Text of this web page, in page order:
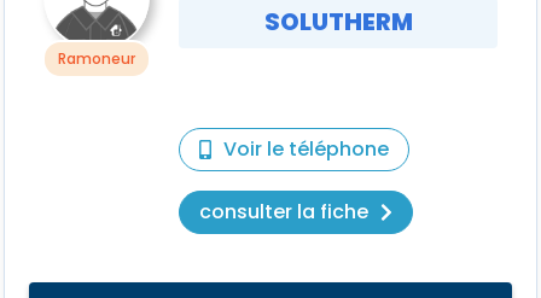
Ramoneur
SOLUTHERM
Voir le téléphone
consulter la fiche